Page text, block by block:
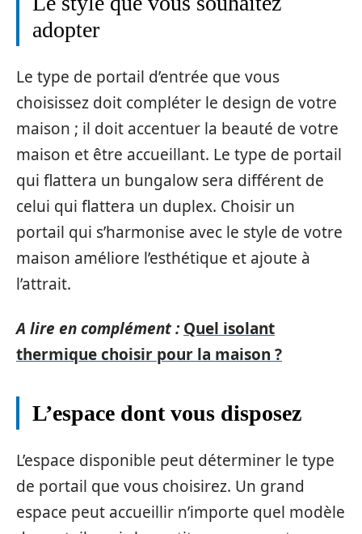
adopter
Le type de portail d’entrée que vous
choisissez doit compléter le design de votre
maison ; il doit accentuer la beauté de votre
maison et être accueillant. Le type de portail
qui flattera un bungalow sera différent de
celui qui flattera un duplex. Choisir un
portail qui s’harmonise avec le style de votre
maison améliore l’esthétique et ajoute à
l’attrait.
A lire en complément : Quel isolant
thermique choisir pour la maison ?
L’espace dont vous disposez
L’espace disponible peut déterminer le type
de portail que vous choisirez. Un grand
espace peut accueillir n’importe quel modèle